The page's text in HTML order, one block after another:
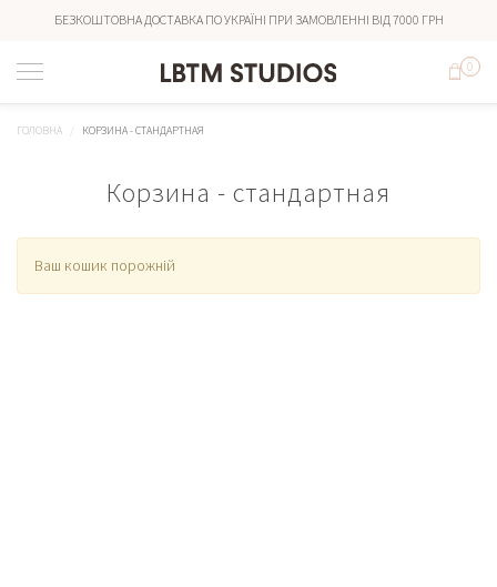
БЕЗКОШТОВНА ДОСТАВКА ПО УКРАЇНІ ПРИ ЗАМОВЛЕННІ ВІД 7000 ГРН
0
ГОЛОВНА КОРЗИНА - СТАНДАРТНАЯ
Корзина - стандартная
Ваш кошик порожній